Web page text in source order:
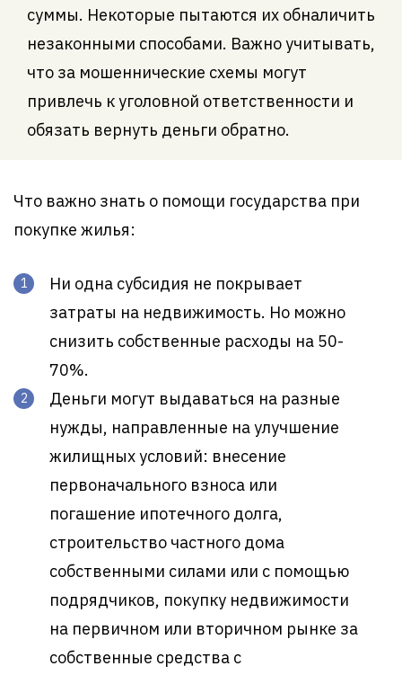
суммы. Некоторые пытаются их обналичить
незаконными способами. Важно учитывать,
что за мошеннические схемы могут
привлечь к уголовной ответственности и
обязать вернуть деньги обратно.
Что важно знать о помощи государства при
покупке жилья:
Ни одна субсидия не покрывает
затраты на недвижимость. Но можно
снизить собственные расходы на 50-
70%.
Деньги могут выдаваться на разные
нужды, направленные на улучшение
жилищных условий: внесение
первоначального взноса или
погашение ипотечного долга,
строительство частного дома
собственными силами или с помощью
подрядчиков, покупку недвижимости
на первичном или вторичном рынке за
собственные средства с